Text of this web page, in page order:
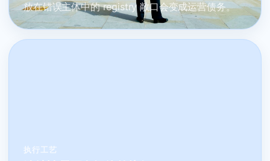
放在错误主体中的 registry 敞口会变成运营债务。
执行工艺